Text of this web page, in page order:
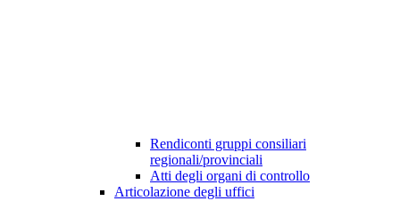
Rendiconti gruppi consiliari
regionali/provinciali
Atti degli organi di controllo
Articolazione degli uffici